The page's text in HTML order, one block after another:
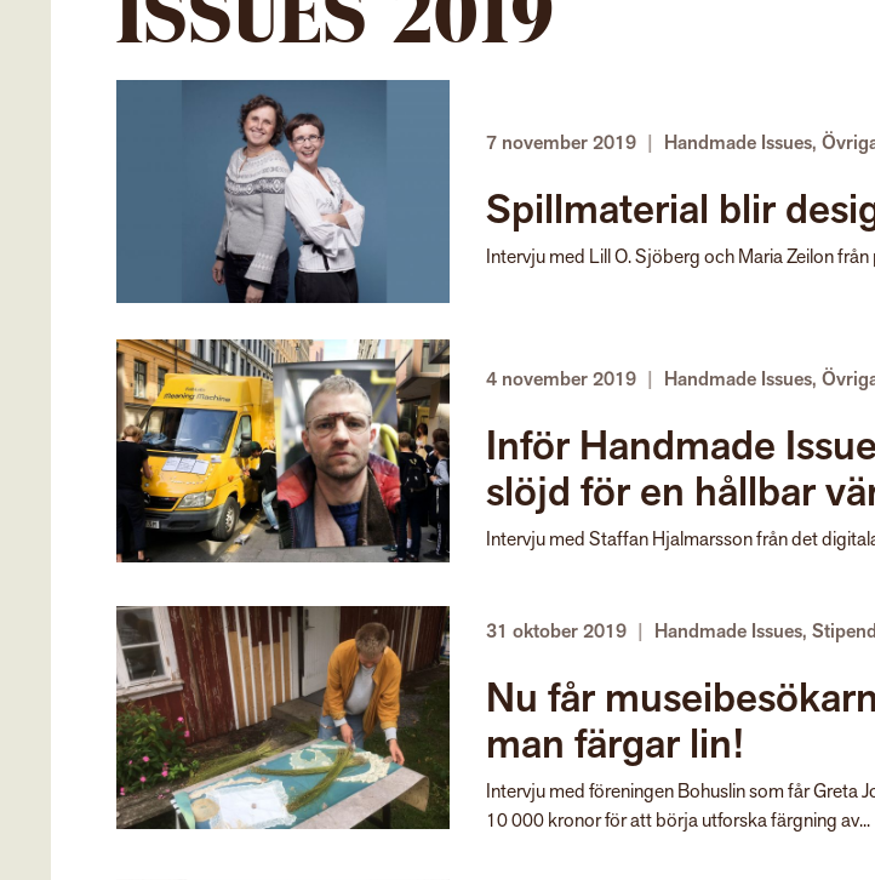
7 november 2019 Handmade Issues,
Spillmaterial blir
Intervju med Lill O. Sjöberg och Maria Zeilon
4 november 2019 Handmade Issues,
Inför Handmade
slöjd för en hållbar
Intervju med Staffan Hjalmarsson från det
31 oktober 2019 | Handmade Issues,
Nu får
man färgar lin!
Intervju med föreningen Bohuslin som får Greta
10 000 kronor för att börja utforska färgning av...